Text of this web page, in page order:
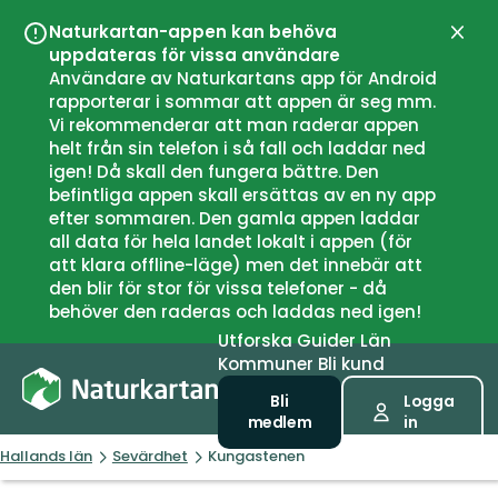
Naturkartan-appen kan behöva
uppdateras för vissa användare
Användare av Naturkartans app för Android
rapporterar i sommar att appen är seg mm.
Vi rekommenderar att man raderar appen
helt från sin telefon i så fall och laddar ned
igen! Då skall den fungera bättre. Den
befintliga appen skall ersättas av en ny app
efter sommaren. Den gamla appen laddar
all data för hela landet lokalt i appen (för
att klara offline-läge) men det innebär att
den blir för stor för vissa telefoner - då
behöver den raderas och laddas ned igen!
UtforskaGuiderLän
Kommuner Bli kund
Bli
medlem
Logga
in
Hallands län Sevärdhet Kungastenen